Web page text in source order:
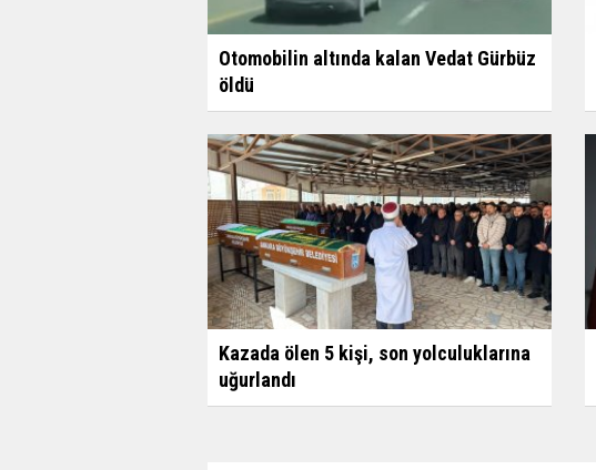
Otomobilin altında kalan Vedat Gürbüz
öldü
Kazada ölen 5 kişi, son yolculuklarına
uğurlandı